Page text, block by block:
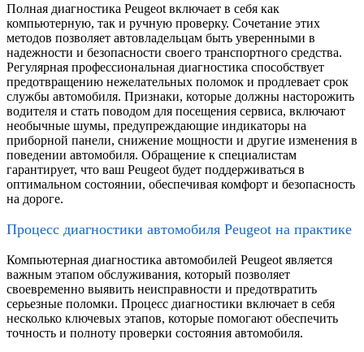
Полная диагностика Peugeot включает в себя как
компьютерную, так и ручную проверку. Сочетание этих
методов позволяет автовладельцам быть уверенными в
надежности и безопасности своего транспортного средства.
Регулярная профессиональная диагностика способствует
предотвращению нежелательных поломок и продлевает срок
службы автомобиля. Признаки, которые должны насторожить
водителя и стать поводом для посещения сервиса, включают
необычные шумы, предупреждающие индикаторы на
приборной панели, снижение мощности и другие изменения в
поведении автомобиля. Обращение к специалистам
гарантирует, что ваш Peugeot будет поддерживаться в
оптимальном состоянии, обеспечивая комфорт и безопасность
на дороге.
Процесс диагностики автомобиля Peugeot на практике
Компьютерная диагностика автомобилей Peugeot является
важным этапом обслуживания, который позволяет
своевременно выявить неисправности и предотвратить
серьезные поломки. Процесс диагностики включает в себя
несколько ключевых этапов, которые помогают обеспечить
точность и полноту проверки состояния автомобиля.